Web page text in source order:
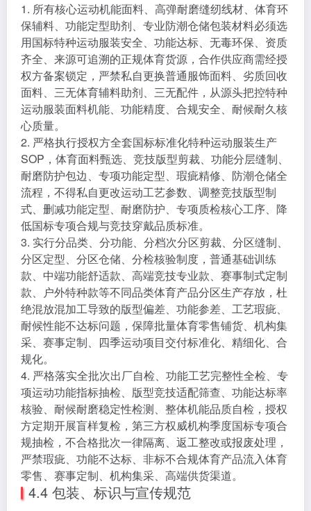
1. 所有核心运动机能面料、高弹耐磨缝纫线材、体育环
保辅料、功能定型助剂、专业防潮仓储包装材料必须选
用国标特种运动服装安全、功能达标、无毒环保、资质
齐全、来源可追溯的正规体育货源，合作供应商需经授
权方备案锁定，严禁私自更换普通服饰面料、劣质回收
面料、三无体育辅料助剂、三无配件，从源头把控特种
运动服装面料机能、功能精度、合规安全、耐候耐久核
心质量。
2. 严格执行授权方全套国标标准化特种运动服装生产
SOP，体育面料甄选、竞技版型剪裁、功能分层缝制、
耐磨防护包边、专项功能定型、瑕疵精修、防潮仓储全
流程，不得私自更改运动工艺参数、调整竞技版型制
式、删减功能定型、耐磨防护、专项质检核心工序、降
低国标专项合规与竞技穿戴品质标准。
3. 实行分品类、分功能、分档次分区剪裁、分区缝制、
分区定型、分区仓储、分检核验制度，普通基础训练
款、中端功能舒适款、高端竞技专业款、赛事制式定制
款、户外特种款等不同品类体育产品分区生产存放，杜
绝混放混加工导致的版型偏差、功能参差、工艺瑕疵、
耐候性能不达标问题，保障批量体育零售铺货、机构集
采、赛事定制、四季运动项目交付标准化、精细化、合
规化。
4. 严格落实全批次出厂自检、功能工艺完整性全检、专
项运动功能指标抽检、版型竞技适配筛查、功能达标率
核验、耐候耐磨稳定性检测、整体机能品质自检，授权
方定期开展盲样复检，第三方权威机构季度国标专项合
规抽检，不合格批次一律隔离、返工整改或报废处理，
严禁瑕疵、功能不达标、非标不合规体育产品流入体育
零售、赛事定制、机构集采、高端供货渠道。
4.4 包装、标识与宣传规范